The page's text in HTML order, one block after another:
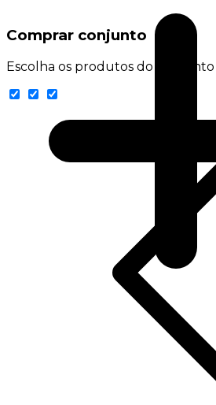
Comprar conjunto
Escolha os produtos do conjunto